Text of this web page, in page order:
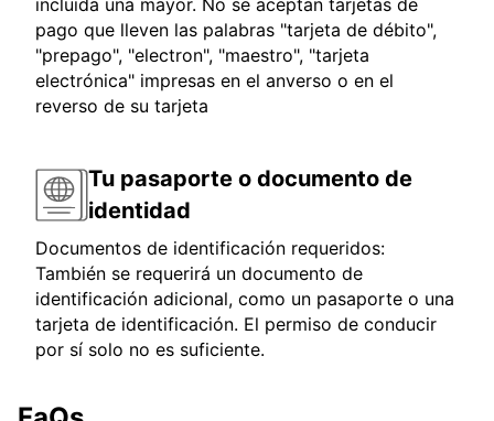
incluida una mayor. No se aceptan tarjetas de
pago que lleven las palabras "tarjeta de débito",
"prepago", "electron", "maestro", "tarjeta
electrónica" impresas en el anverso o en el
reverso de su tarjeta
Tu pasaporte o documento de
identidad
Documentos de identificación requeridos:
También se requerirá un documento de
identificación adicional, como un pasaporte o una
tarjeta de identificación. El permiso de conducir
por sí solo no es suficiente.